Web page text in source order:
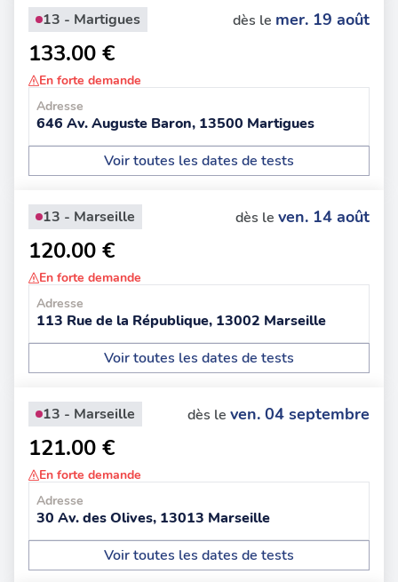
13 - Martigues dès le mer. 19 août
133.00 €
En forte demande
Adresse
646 Av. Auguste Baron, 13500 Martigues
Voir toutes les dates de tests
13 - Marseille dès le ven. 14 août
120.00 €
En forte demande
Adresse
113 Rue de la République, 13002 Marseille
Voir toutes les dates de tests
13 - Marseille dès le ven. 04 septembre
121.00 €
En forte demande
Adresse
30 Av. des Olives, 13013 Marseille
Voir toutes les dates de tests